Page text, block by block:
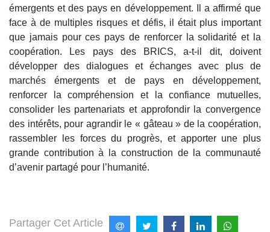
émergents et des pays en développement. Il a affirmé que
face à de multiples risques et défis, il était plus important
que jamais pour ces pays de renforcer la solidarité et la
coopération. Les pays des BRICS, a-t-il dit, doivent
développer des dialogues et échanges avec plus de
marchés émergents et de pays en développement,
renforcer la compréhension et la confiance mutuelles,
consolider les partenariats et approfondir la convergence
des intérêts, pour agrandir le « gâteau » de la coopération,
rassembler les forces du progrès, et apporter une plus
grande contribution à la construction de la communauté
d’avenir partagé pour l’humanité.
Partager Cet Article